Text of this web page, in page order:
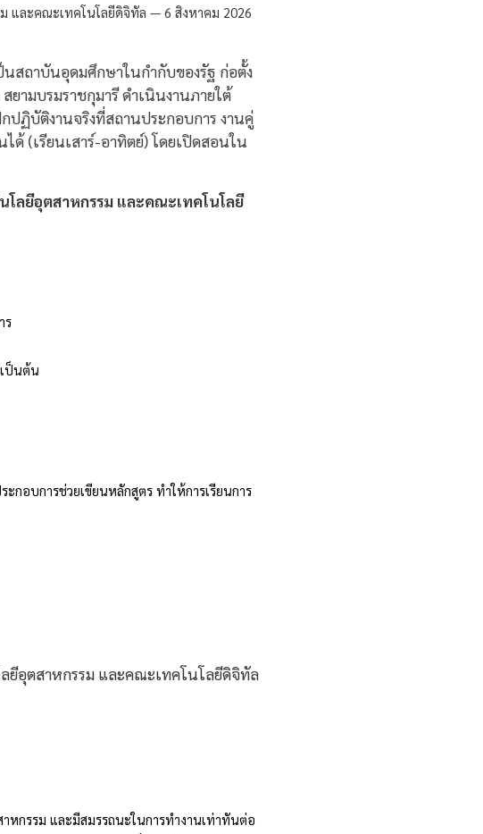
สถาบันอุดมศึกษาในกำกับของรัฐ ก่อตั้ง
ยามบรมราชกุมารี ดำเนินงานภายใต้
ปฏิบัติงานจริงที่สถานประกอบการ งานคู่
ด้ (เรียนเสาร์-อาทิตย์) โดยเปิดสอนใน
ร
ป็นต้น
บการช่วยเขียนหลักสูตร ทำให้การเรียนการ
กรรม และมีสมรรถนะในการทำงานเท่าทันต่อ